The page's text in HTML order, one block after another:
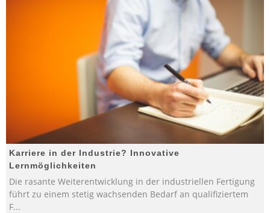
Karriere in der Industrie? Innovative
Lernmöglichkeiten
Die rasante Weiterentwicklung in der industriellen Fertigung
führt zu einem stetig wachsenden Bedarf an qualifiziertem
F...